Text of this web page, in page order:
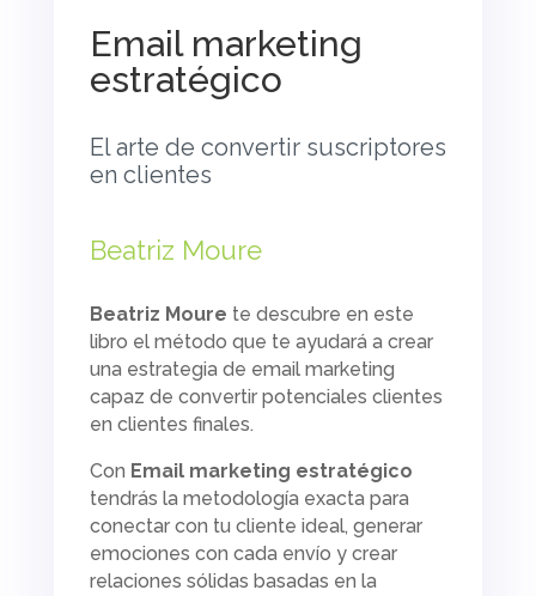
Email marketing
estratégico
El arte de convertir suscriptores
en clientes
Beatriz Moure
Beatriz Moure te descubre en este
libro el método que te ayudará a crear
una estrategia de email marketing
capaz de convertir potenciales clientes
en clientes finales.
Con Email marketing estratégico
tendrás la metodología exacta para
conectar con tu cliente ideal, generar
emociones con cada envío y crear
relaciones sólidas basadas en la